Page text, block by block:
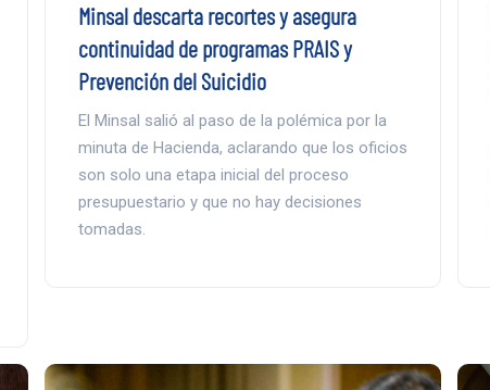
Minsal descarta recortes y asegura
continuidad de programas PRAIS y
Prevención del Suicidio
El Minsal salió al paso de la polémica por la
minuta de Hacienda, aclarando que los oficios
son solo una etapa inicial del proceso
presupuestario y que no hay decisiones
tomadas.